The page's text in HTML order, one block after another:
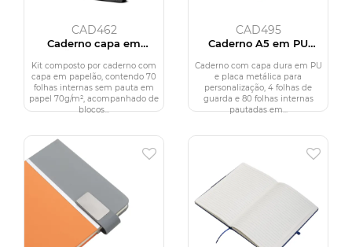
CAD462
Caderno capa em
caneta
Kit composto por caderno com
capa em papelão, contendo 70
folhas internas sem pauta em
papel 70g/m², acompanhado de
blocos...
CAD495
Caderno A5 em PU
Caderno com capa dura em PU
e placa metálica para
personalização, 4 folhas de
guarda e 80 folhas internas
pautadas em...